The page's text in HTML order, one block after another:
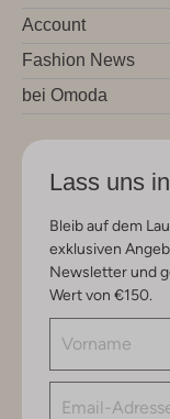
Account
Fashion News
bei Omoda
Lass uns
Bleib auf dem
exklusiven
Newsletter und
Wert von €150.